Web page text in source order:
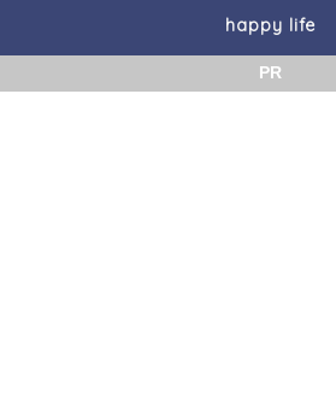
happy life
PR